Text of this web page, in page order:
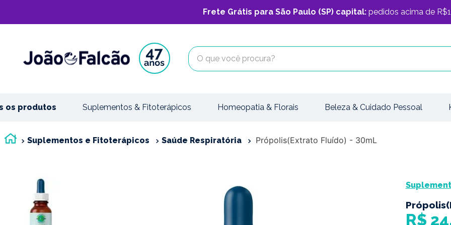
Frete Grátis para São Paulo (SP) capital: pedidos acima de
O que você procura?
os produtos Suplementos & Fitoterápicos Homeopatia & Florais Beleza & Cuidado Pessoal
Suplementos e Fitoterápicos Saúde Respiratória Própolis(Extrato Fluído) - 30mL
R$ 24